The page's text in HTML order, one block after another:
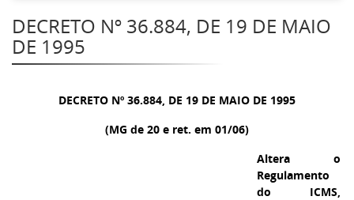
DECRETO Nº 36.884, DE 19 DE MAIO
DE 1995
DECRETO Nº 36.884, DE 19 DE MAIO DE 1995
(MG de 20 e ret. em 01/06)
Altera o
Regulamento
do ICMS,